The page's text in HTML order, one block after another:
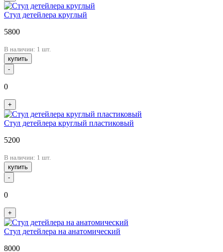
Стул детейлера круглый
5800
В наличии: 1 шт.
купить
-
0
+
Стул детейлера круглый пластиковый
5200
В наличии: 1 шт.
купить
-
0
+
Стул детейлера на анатомический
8000